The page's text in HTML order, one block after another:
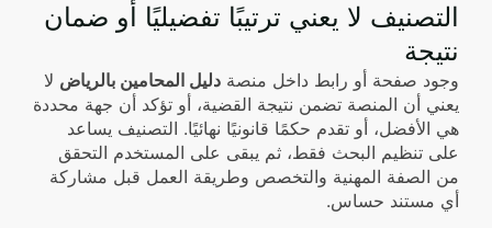
التصنيف لا يعني ترتيبًا تفضيليًا أو ضمان
نتيجة
وجود صفحة أو رابط داخل منصة دليل المحامين بالرياض لا
يعني أن المنصة تضمن نتيجة القضية، أو تؤكد أن جهة محددة
هي الأفضل، أو تقدم حكمًا قانونيًا نهائيًا. التصنيف يساعد
على تنظيم البحث فقط، ثم يبقى على المستخدم التحقق
من الصفة المهنية والتخصص وطريقة العمل قبل مشاركة
أي مستند حساس.